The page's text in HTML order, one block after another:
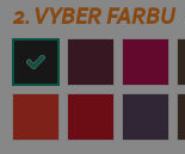
2. VYBER FARBU